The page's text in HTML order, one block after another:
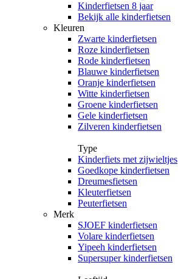
Kinderfietsen 8 jaar
Bekijk alle kinderfietsen
Kleuren
Zwarte kinderfietsen
Roze kinderfietsen
Rode kinderfietsen
Blauwe kinderfietsen
Oranje kinderfietsen
Witte kinderfietsen
Groene kinderfietsen
Gele kinderfietsen
Zilveren kinderfietsen
Type
Kinderfiets met zijwieltjes
Goedkope kinderfietsen
Dreumesfietsen
Kleuterfietsen
Peuterfietsen
Merk
SJOEF kinderfietsen
Volare kinderfietsen
Yipeeh kinderfietsen
Supersuper kinderfietsen